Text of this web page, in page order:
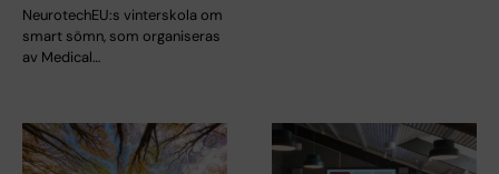
NeurotechEU:s vinterskola om
smart sömn, som organiseras
av Medical…